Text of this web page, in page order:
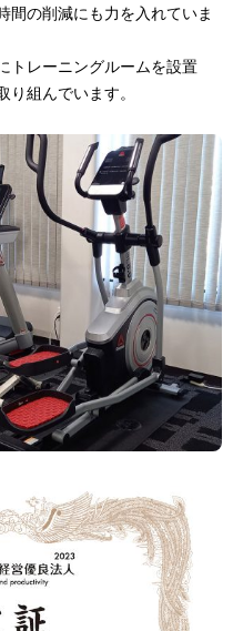
間の削減にも力を入れていま
トレーニングルームを設置
り組んでいます。